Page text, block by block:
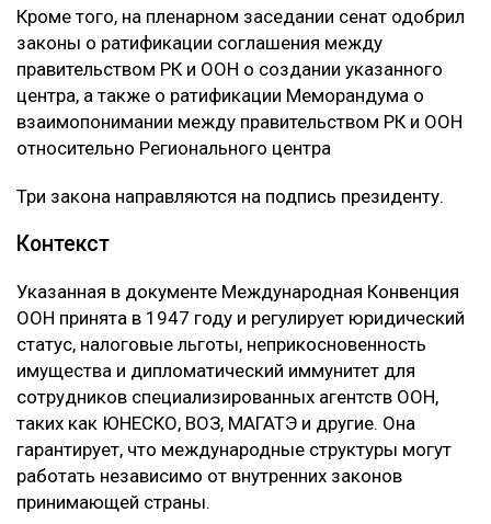
Кроме того, на пленарном заседании сенат одобрил
законы о ратификации соглашения между
правительством РК и ООН о создании указанного
центра, а также о ратификации Меморандума о
взаимопонимании между правительством РК и ООН
относительно Регионального центра
Три закона направляются на подпись президенту.
Контекст
Указанная в документе Международная Конвенция
ООН принята в 1947 году и регулирует юридический
статус, налоговые льготы, неприкосновенность
имущества и дипломатический иммунитет для
сотрудников специализированных агентств ООН,
таких как ЮНЕСКО, ВОЗ, МАГАТЭ и другие. Она
гарантирует, что международные структуры могут
работать независимо от внутренних законов
принимающей страны.